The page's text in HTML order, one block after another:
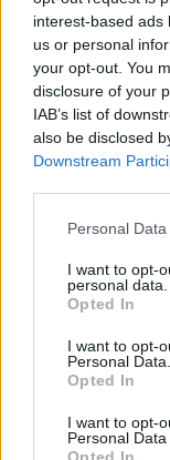
interest-based ads
us or personal
your opt-out. You
disclosure of your
IAB’s list of
also be disclosed
Downstream
Personal
I want to opt-
personal data.
Opted In
I want to opt-
Personal Data.
Opted In
I want to opt-
Personal Data
Esim for Global
Esim for USA
for Turkey|Esim